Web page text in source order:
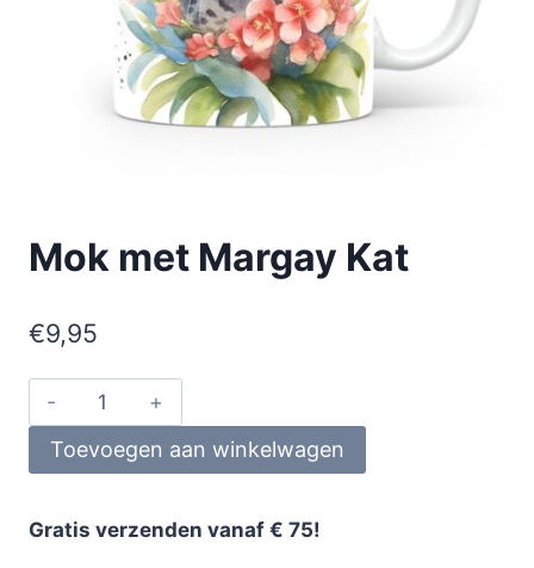
Mok met Margay Kat
€9,95
Toevoegen aan winkelwagen
Gratis verzenden vanaf € 75!